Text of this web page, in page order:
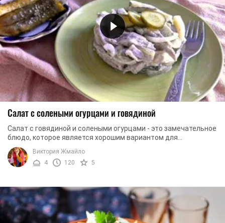
Салат с солеными огурцами и говядиной
Салат с говядиной и солеными огурцами - это замечательное
блюдо, которое является хорошим вариантом для
праздничного меню. Салат получается сытным, ...
Виктория Жмайло
4
120 5